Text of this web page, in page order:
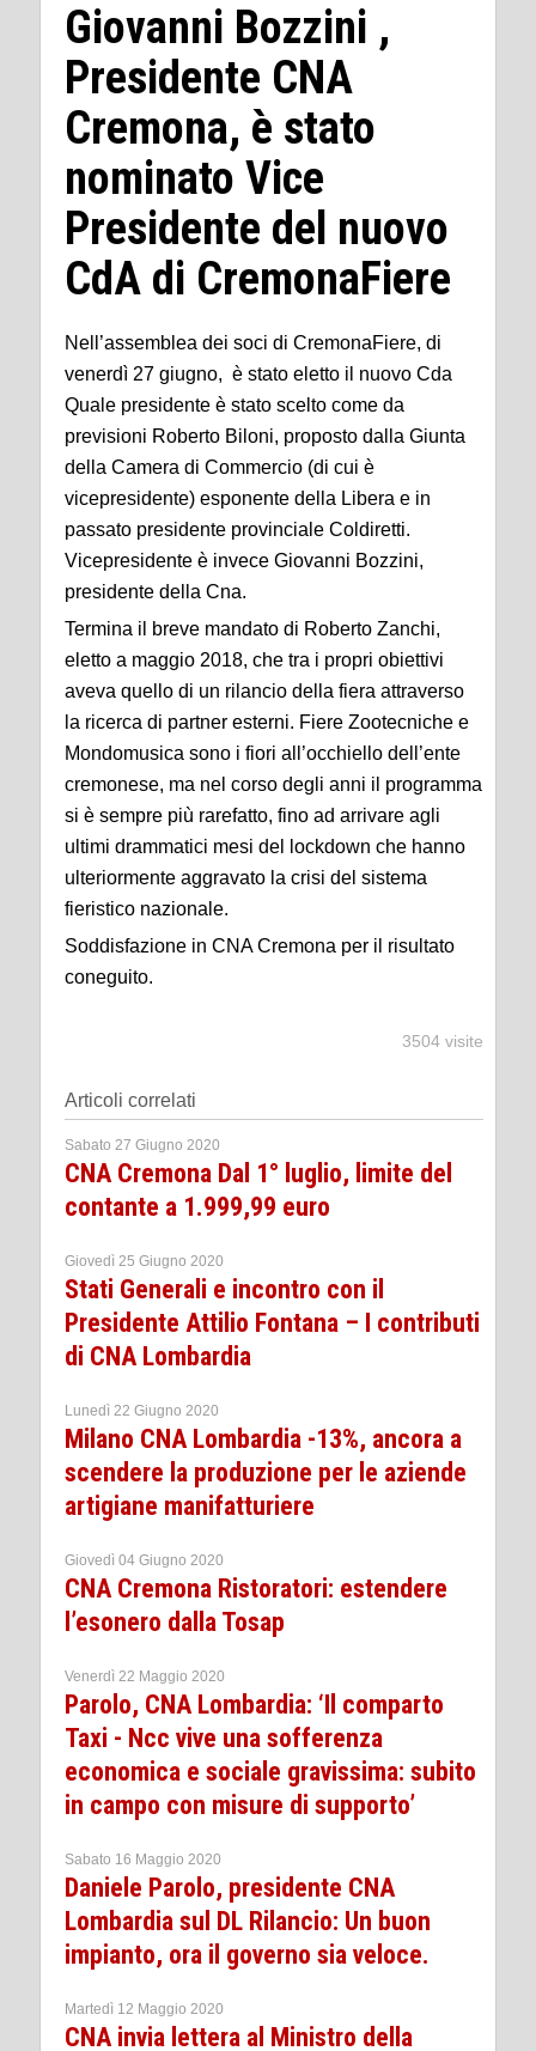
Giovanni Bozzini ,
Presidente CNA
Cremona, è stato
nominato Vice
Presidente del nuovo
CdA di CremonaFiere
Nell’assemblea dei soci di CremonaFiere, di
venerdì 27 giugno, è stato eletto il nuovo Cda
Quale presidente è stato scelto come da
previsioni Roberto Biloni, proposto dalla Giunta
della Camera di Commercio (di cui è
vicepresidente) esponente della Libera e in
passato presidente provinciale Coldiretti.
Vicepresidente è invece Giovanni Bozzini,
presidente della Cna.
Termina il breve mandato di Roberto Zanchi,
eletto a maggio 2018, che tra i propri obiettivi
aveva quello di un rilancio della fiera attraverso
la ricerca di partner esterni. Fiere Zootecniche e
Mondomusica sono i fiori all’occhiello dell’ente
cremonese, ma nel corso degli anni il programma
si è sempre più rarefatto, fino ad arrivare agli
ultimi drammatici mesi del lockdown che hanno
ulteriormente aggravato la crisi del sistema
fieristico nazionale.
Soddisfazione in CNA Cremona per il risultato
coneguito.
3504 visite
Articoli correlati
Sabato 27 Giugno 2020
CNA Cremona Dal 1° luglio, limite del
contante a 1.999,99 euro
Giovedì 25 Giugno 2020
Stati Generali e incontro con il
Presidente Attilio Fontana – I contributi
di CNA Lombardia
Lunedì 22 Giugno 2020
Milano CNA Lombardia -13%, ancora a
scendere la produzione per le aziende
artigiane manifatturiere
Giovedì 04 Giugno 2020
CNA Cremona Ristoratori: estendere
l’esonero dalla Tosap
Venerdì 22 Maggio 2020
Parolo, CNA Lombardia: ‘Il comparto
Taxi - Ncc vive una sofferenza
economica e sociale gravissima: subito
in campo con misure di supporto’
Sabato 16 Maggio 2020
Daniele Parolo, presidente CNA
Lombardia sul DL Rilancio: Un buon
impianto, ora il governo sia veloce.
Martedì 12 Maggio 2020
CNA invia lettera al Ministro della